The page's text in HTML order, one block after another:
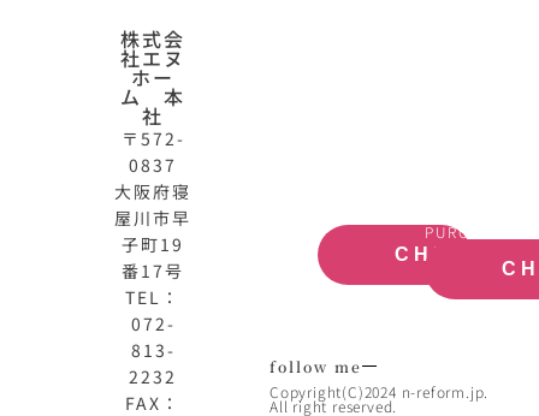
株式会
社エヌ
ホー
ム 本
社
〒572-
0837
大阪府寝
屋川市早
子町19
番17号
TEL：
072-
813-
2232
FAX：
CHECK
PURCHASE
follow me
Copyright(C)2024 n-reform.jp.
All right reserved.